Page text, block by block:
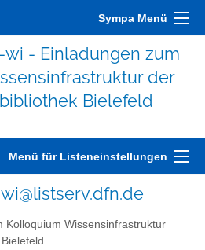
Sympa Menü
- Einladungen zum
der
Bielefeld
Menü für Listeneinstellungen
Kolloquium Wissensinfrastruktur